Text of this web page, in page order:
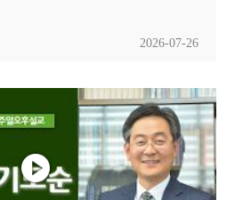
2026-07-26